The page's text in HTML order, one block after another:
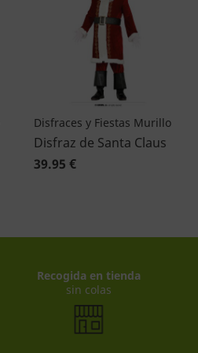
Disfraces y Fiestas Murillo
Disfraz de Santa Claus
39.95 €
Recogida en tienda
sin colas